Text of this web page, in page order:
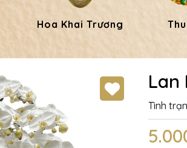
Hoa Khai Trương
Lan
Tình